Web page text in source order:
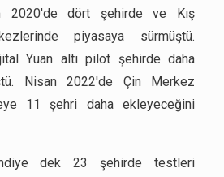
2020'de dört şehirde ve Kış
piyasaya sürmüştü.
Yuan altı pilot şehirde daha
Nisan 2022'de Çin Merkez
11 şehri daha ekleyeceğini
dek 23 şehirde testleri